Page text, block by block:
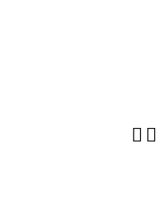
 